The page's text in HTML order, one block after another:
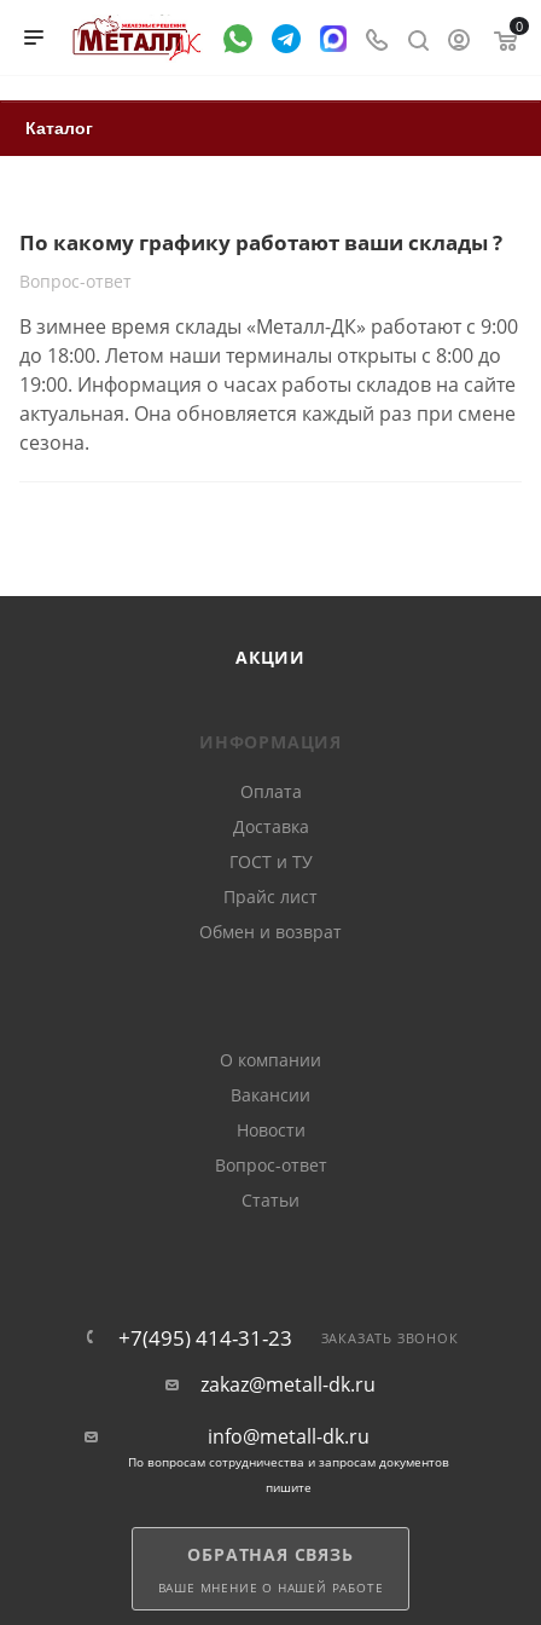
0
Каталог
По какому графику работают ваши склады ?
Вопрос-ответ
В зимнее время склады «Металл-ДК» работают с 9:00
до 18:00. Летом наши терминалы открыты с 8:00 до
19:00. Информация о часах работы складов на сайте
актуальная. Она обновляется каждый раз при смене
сезона.
АКЦИИ
ИНФОРМАЦИЯ
Оплата
Доставка
ГОСТ и ТУ
Прайс лист
Обмен и возврат
О компании
Вакансии
Новости
Вопрос-ответ
Статьи
+7(495) 414-31-23 ЗАКАЗАТЬ ЗВОНОК
zakaz@metall-dk.ru
info@metall-dk.ru
По вопросам сотрудничества и запросам документов
пишите
ОБРАТНАЯ СВЯЗЬ
ВАШЕ МНЕНИЕ О НАШЕЙ РАБОТЕ